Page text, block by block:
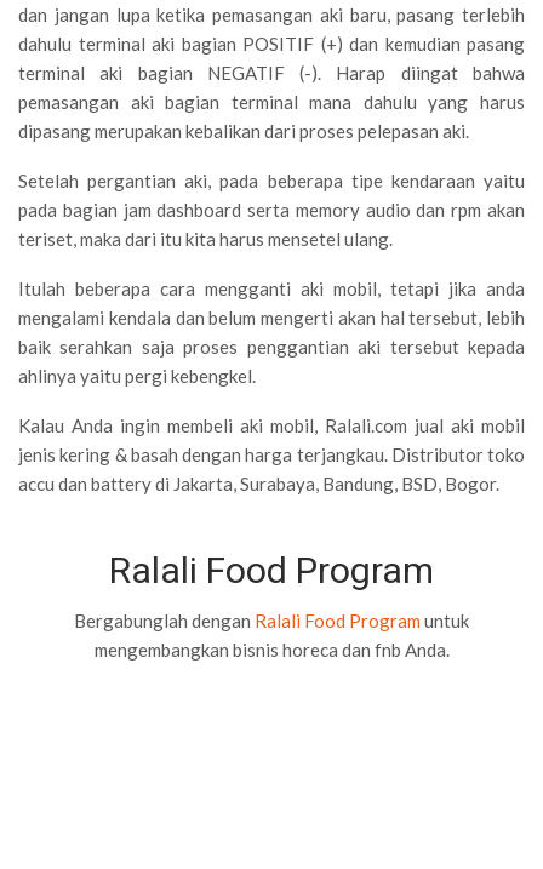
dan jangan lupa ketika pemasangan aki baru, pasang terlebih
dahulu terminal aki bagian POSITIF (+) dan kemudian pasang
terminal aki bagian NEGATIF (-). Harap diingat bahwa
pemasangan aki bagian terminal mana dahulu yang harus
dipasang merupakan kebalikan dari proses pelepasan aki.
Setelah pergantian aki, pada beberapa tipe kendaraan yaitu
pada bagian jam dashboard serta memory audio dan rpm akan
teriset, maka dari itu kita harus mensetel ulang.
Itulah beberapa cara mengganti aki mobil, tetapi jika anda
mengalami kendala dan belum mengerti akan hal tersebut, lebih
baik serahkan saja proses penggantian aki tersebut kepada
ahlinya yaitu pergi kebengkel.
Kalau Anda ingin membeli aki mobil, Ralali.com jual aki mobil
jenis kering & basah dengan harga terjangkau. Distributor toko
accu dan battery di Jakarta, Surabaya, Bandung, BSD, Bogor.
Ralali Food Program
Bergabunglah dengan Ralali Food Program untuk
mengembangkan bisnis horeca dan fnb Anda.